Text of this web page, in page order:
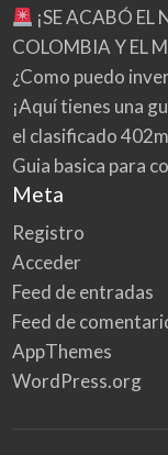
¡SE ACABÓ EL
COLOMBIA Y EL
¿Como puedo
¡Aquí tienes una
el clasificado
Guia basica para
Meta
Registro
Acceder
Feed de entradas
Feed de
AppThemes
WordPress.org